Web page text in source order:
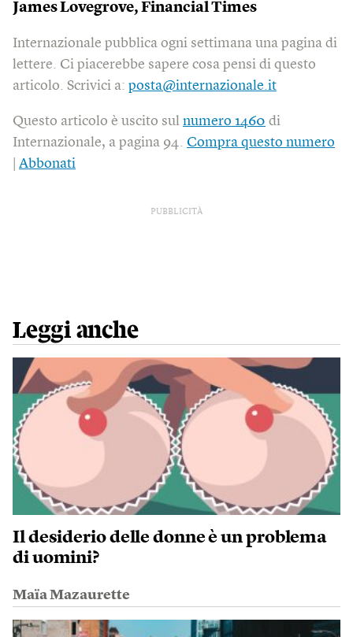
James Lovegrove, Financial Times
Internazionale pubblica ogni settimana una pagina di
lettere. Ci piacerebbe sapere cosa pensi di questo
articolo. Scrivici a: posta@internazionale.it
Questo articolo è uscito sul numero 1460 di
Internazionale, a pagina 94. Compra questo numero
Abbonati
PUBBLICITÀ
Leggi anche
Il desiderio delle donne è un problema
di uomini?
Maïa Mazaurette